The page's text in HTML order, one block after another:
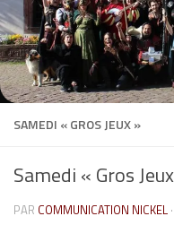
SAMEDI « GROS JEUX »
Samedi « Gros
PAR COMMUNICATION NICKEL ·